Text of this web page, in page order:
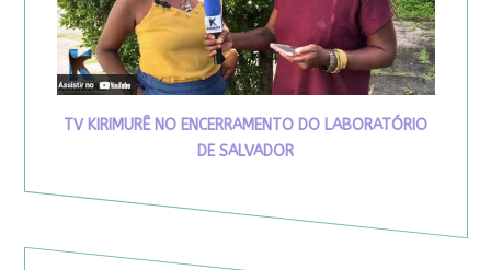
TV KIRIMURÊ NO ENCERRAMENTO DO LABORATÓRIO
DE SALVADOR